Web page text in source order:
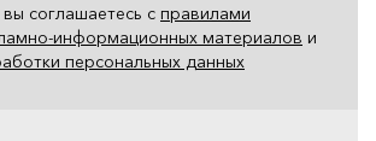
соглашаетесь с правилами
информационных материалов и
персональных данных